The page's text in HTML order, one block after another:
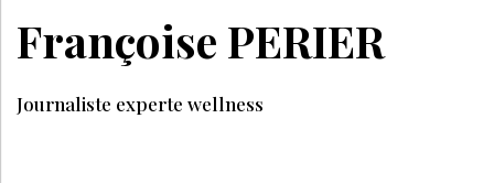
Françoise PERIER
Journaliste experte wellness